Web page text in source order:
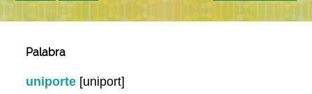
Palabra
uniporte [uniport]